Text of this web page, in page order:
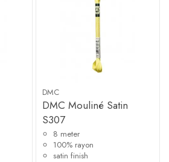
DMC
DMC Mouliné Satin
S307
8 meter
100% rayon
satin finish